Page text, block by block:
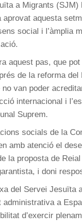
a Migrants
aquesta
social i
aquest pas, que
de la reforma del
no van poder
internacional i
Suprem.
socials de la
amb atenció el
la proposta de
i doni
del Servei Jesuïta
administrativa a
d’exercir